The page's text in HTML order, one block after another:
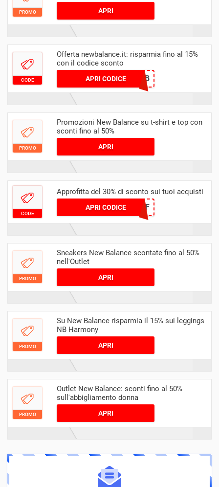
PROMO APRI
CODE
Offerta newbalance.it: risparmia fino al 15%
con il codice sconto
APRI CODICE
ILTUOREGALONB
PROMO
Promozioni New Balance su t-shirt e top con
sconti fino al 50%
APRI
CODE
Approfitta del 30% di sconto sui tuoi acquisti
APRI CODICE
NBSALE30OFF
PROMO
Sneakers New Balance scontate fino al 50%
nell'Outlet
APRI
PROMO
Su New Balance risparmia il 15% sui leggings
NB Harmony
APRI
PROMO
Outlet New Balance: sconti fino al 50%
sull'abbigliamento donna
APRI